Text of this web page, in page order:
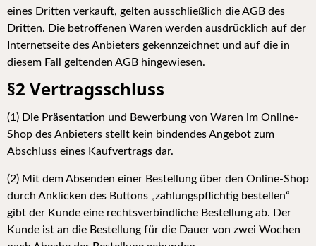
eines Dritten verkauft, gelten ausschließlich die AGB des
Dritten. Die betroffenen Waren werden ausdrücklich auf der
Internetseite des Anbieters gekennzeichnet und auf die in
diesem Fall geltenden AGB hingewiesen.
§2 Vertragsschluss
(1) Die Präsentation und Bewerbung von Waren im Online-
Shop des Anbieters stellt kein bindendes Angebot zum
Abschluss eines Kaufvertrags dar.
(2) Mit dem Absenden einer Bestellung über den Online-Shop
durch Anklicken des Buttons „zahlungspflichtig bestellen“
gibt der Kunde eine rechtsverbindliche Bestellung ab. Der
Kunde ist an die Bestellung für die Dauer von zwei Wochen